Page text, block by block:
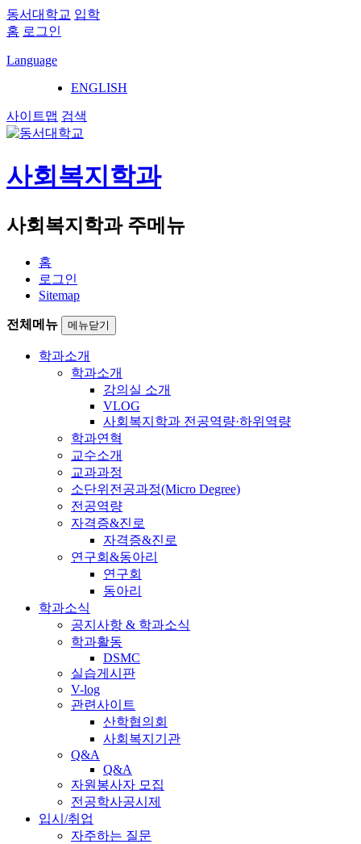
동서대학교 입학
홈 로그인
Language
ENGLISH
사이트맵 검색
사회복지학과
사회복지학과 주메뉴
홈
로그인
Sitemap
전체메뉴 메뉴닫기
학과소개
학과소개
강의실 소개
VLOG
사회복지학과 전공역량·하위역량
학과연혁
교수소개
교과과정
소단위전공과정(Micro Degree)
전공역량
자격증&진로
자격증&진로
연구회&동아리
연구회
동아리
학과소식
공지사항 & 학과소식
학과활동
DSMC
실습게시판
V-log
관련사이트
산학협의회
사회복지기관
Q&A
Q&A
자원봉사자 모집
전공학사공시제
입시/취업
자주하는 질문